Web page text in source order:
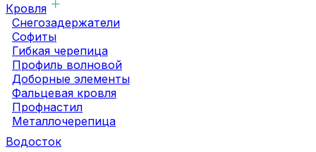
Кровля
Снегозадержатели
Софиты
Гибкая черепица
Профиль волновой
Доборные элементы
Фальцевая кровля
Профнастил
Металлочерепица
Водосток